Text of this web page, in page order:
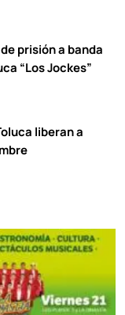
prisión a banda
“Los Jockes”
liberan a